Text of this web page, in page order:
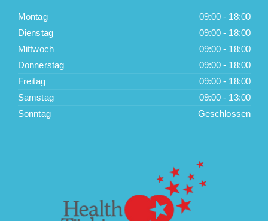
Montag
09:00 - 18:00
Dienstag
09:00 - 18:00
Mittwoch
09:00 - 18:00
Donnerstag
09:00 - 18:00
Freitag
09:00 - 18:00
Samstag
09:00 - 13:00
Sonntag
Geschlossen